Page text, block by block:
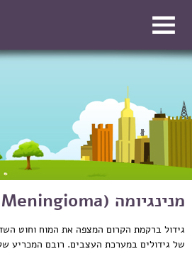
מנינגיומה (Meningioma)
גידול ברקמת הקרום המצפה את המוח וחוט
של גידולים במערכת העצבים. רובם המכריע